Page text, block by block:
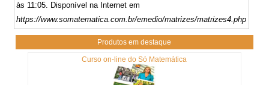
às 11:05. Disponível na Internet em
https://www.somatematica.com.br/emedio/matrizes/matrizes4.php
Produtos em destaque
Curso on-line do Só Matemática